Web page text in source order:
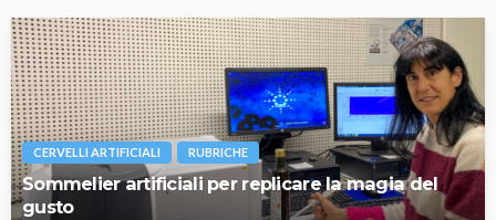
CERVELLI ARTIFICIALI RUBRICHE
Sommelier artificiali per replicare la magia del
gusto